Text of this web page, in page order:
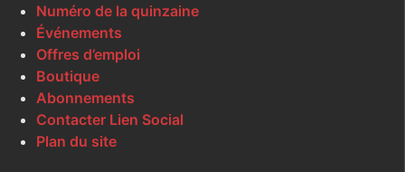
Numéro de la quinzaine
Événements
Offres d’emploi
Boutique
Abonnements
Contacter Lien Social
Plan du site